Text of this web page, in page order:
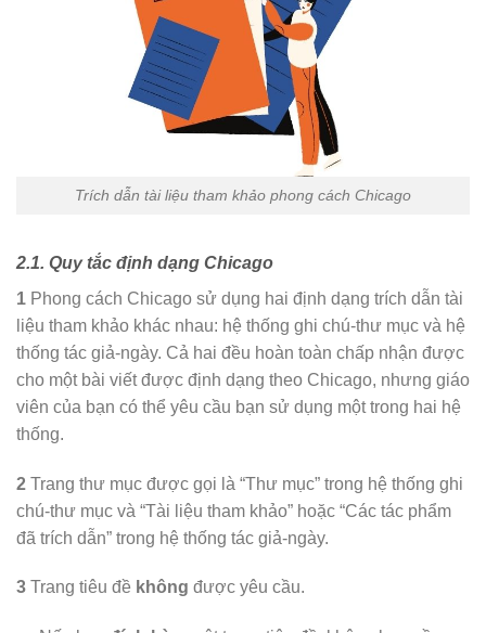
Trích dẫn tài liệu tham khảo phong cách Chicago
2.1. Quy tắc định dạng Chicago
1 Phong cách Chicago sử dụng hai định dạng trích dẫn tài
liệu tham khảo khác nhau: hệ thống ghi chú-thư mục và hệ
thống tác giả-ngày. Cả hai đều hoàn toàn chấp nhận được
cho một bài viết được định dạng theo Chicago, nhưng giáo
viên của bạn có thể yêu cầu bạn sử dụng một trong hai hệ
thống.
2 Trang thư mục được gọi là “Thư mục” trong hệ thống ghi
chú-thư mục và “Tài liệu tham khảo” hoặc “Các tác phẩm
đã trích dẫn” trong hệ thống tác giả-ngày.
3 Trang tiêu đề không được yêu cầu.